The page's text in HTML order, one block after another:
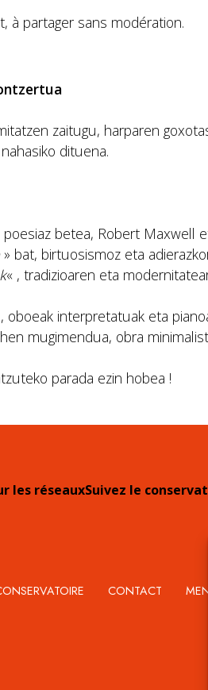
à partager sans modération.
zaitugu, harparen
dituena.
betea, Robert Maxwell
» bat, birtuosismoz eta
« , tradizioaren eta
oboeak interpretatuak eta
mugimendua, obra
parada ezin hobea !
les réseauxSuivez le
CONTACT